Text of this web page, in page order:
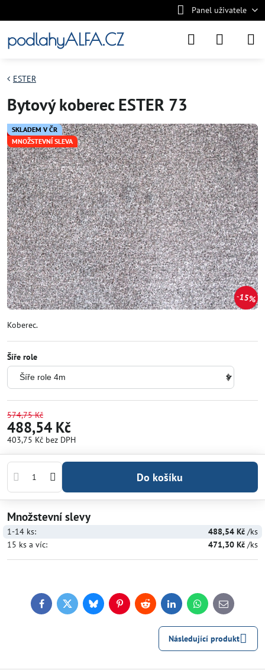
Panel uživatele
podlahyALFA.CZ
SKLADEM V ČR
MNOŽSTEVNÍ SLEVA
15%
ESTER
Bytový koberec ESTER 73
Koberec.
Šíře role
574,75 Kč
488,54 Kč
403,75 Kč bez DPH
Do košíku
Množstevní slevy
1-14 ks: 488,54 Kč /ks
15 ks a víc: 471,30 Kč /ks
FacebookTwitterBlueskyPinterestReddit LinkedInWhatsApp
E-
mail
Následující produkt